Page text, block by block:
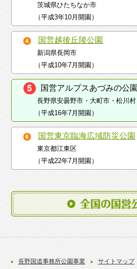
茨城県ひたちなか市
（平成3年10月開園）
国営越後丘陵公園
新潟県長岡市
（平成10年7月開園）
国営アルプスあづみの公園
長野県安曇野市・大町市・松川村
（平成16年7月開園）
国営東京臨海広域防災公園
東京都江東区
（平成22年7月開園）
長野国道事務所公園事業 サイトマップ